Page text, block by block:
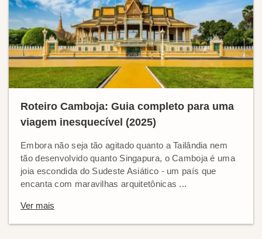
Roteiro Camboja: Guia completo para uma
viagem inesquecível (2025)
Embora não seja tão agitado quanto a Tailândia nem
tão desenvolvido quanto Singapura, o Camboja é uma
joia escondida do Sudeste Asiático - um país que
encanta com maravilhas arquitetônicas ...
Ver mais